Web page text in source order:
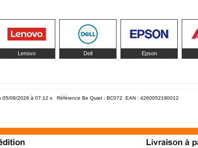
Lenovo Dell Epson
05/08/2026 à 07:12 s Référence Be Quiet : BC072 EAN : 4260052190012